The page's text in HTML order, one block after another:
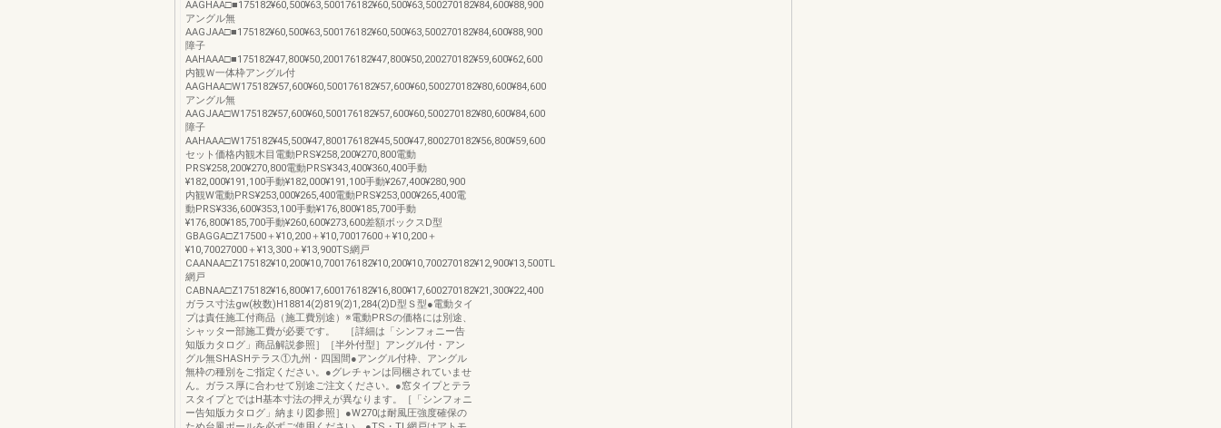
AAGHAA□■175182¥60,500¥63,500176182¥60,500¥63,500270182¥84,600¥88,900
アングル無
AAGJAA□■175182¥60,500¥63,500176182¥60,500¥63,500270182¥84,600¥88,900
障子
AAHAAA□■175182¥47,800¥50,200176182¥47,800¥50,200270182¥59,600¥62,600
内観Ｗ一体枠アングル付
AAGHAA□W175182¥57,600¥60,500176182¥57,600¥60,500270182¥80,600¥84,600
アングル無
AAGJAA□W175182¥57,600¥60,500176182¥57,600¥60,500270182¥80,600¥84,600
障子
AAHAAA□W175182¥45,500¥47,800176182¥45,500¥47,800270182¥56,800¥59,600
セット価格内観木目電動PRS¥258,200¥270,800電動
PRS¥258,200¥270,800電動PRS¥343,400¥360,400手動
¥182,000¥191,100手動¥182,000¥191,100手動¥267,400¥280,900
内観W電動PRS¥253,000¥265,400電動PRS¥253,000¥265,400電
動PRS¥336,600¥353,100手動¥176,800¥185,700手動
¥176,800¥185,700手動¥260,600¥273,600差額ボックスD型
GBAGGA□Z17500＋¥10,200＋¥10,70017600＋¥10,200＋
¥10,70027000＋¥13,300＋¥13,900TS網戸
CAANAA□Z175182¥10,200¥10,700176182¥10,200¥10,700270182¥12,900¥13,500TL
網戸
CABNAA□Z175182¥16,800¥17,600176182¥16,800¥17,600270182¥21,300¥22,400
ガラス寸法gw(枚数)H18814(2)819(2)1,284(2)D型Ｓ型●電動タイ
プは責任施工付商品（施工費別途）※電動PRSの価格には別途、
シャッター部施工費が必要です。 ［詳細は「シンフォニー告
知版カタログ」商品解説参照］［半外付型］アングル付・アン
グル無SHASHテラス①九州・四国間●アングル付枠、アングル
無枠の種別をご指定ください。●グレチャンは同梱されていませ
ん。ガラス厚に合わせて別途ご注文ください。●窓タイプとテラ
スタイプとではH基本寸法の押えが異なります。［「シンフォニ
ー告知版カタログ」納まり図参照］●W270は耐風圧強度確保の